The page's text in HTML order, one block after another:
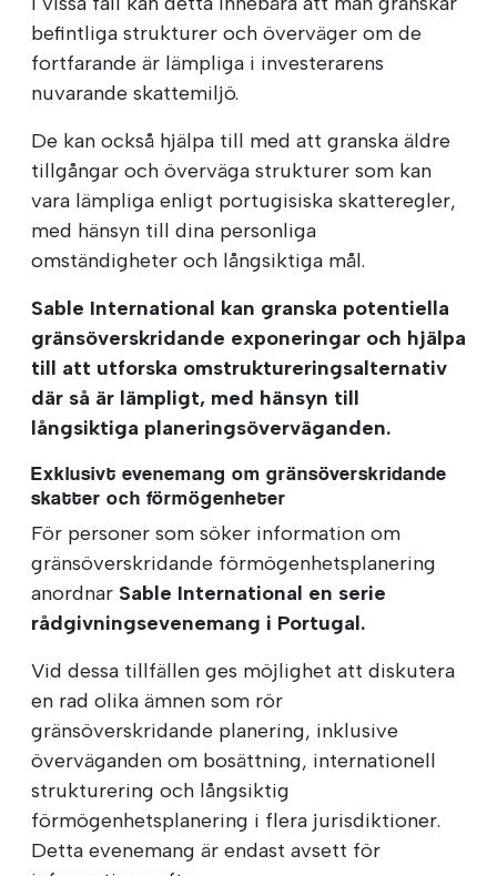
befintliga strukturer och överväger om de
fortfarande är lämpliga i investerarens
nuvarande skattemiljö.
De kan också hjälpa till med att granska äldre
tillgångar och överväga strukturer som kan
vara lämpliga enligt portugisiska skatteregler,
med hänsyn till dina personliga
omständigheter och långsiktiga mål.
Sable International kan granska potentiella
gränsöverskridande exponeringar och hjälpa
till att utforska omstruktureringsalternativ
där så är lämpligt, med hänsyn till
långsiktiga planeringsöverväganden.
Exklusivt evenemang om gränsöverskridande
skatter och förmögenheter
För personer som söker information om
gränsöverskridande förmögenhetsplanering
anordnar Sable International en serie
rådgivningsevenemang i Portugal.
Vid dessa tillfällen ges möjlighet att diskutera
en rad olika ämnen som rör
gränsöverskridande planering, inklusive
överväganden om bosättning, internationell
strukturering och långsiktig
förmögenhetsplanering i flera jurisdiktioner.
Detta evenemang är endast avsett för